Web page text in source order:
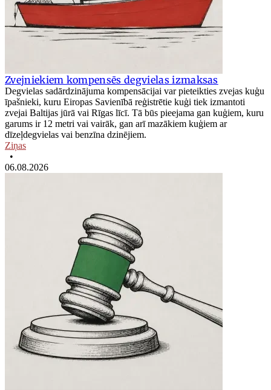
Zvejniekiem kompensēs degvielas izmaksas
Degvielas sadārdzinājuma kompensācijai var pieteikties zvejas kuģu
īpašnieki, kuru Eiropas Savienībā reģistrētie kuģi tiek izmantoti
zvejai Baltijas jūrā vai Rīgas līcī. Tā būs pieejama gan kuģiem, kuru
garums ir 12 metri vai vairāk, gan arī mazākiem kuģiem ar
dīzeļdegvielas vai benzīna dzinējiem.
Ziņas
•
06.08.2026